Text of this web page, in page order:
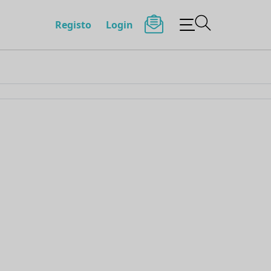
Registo Login